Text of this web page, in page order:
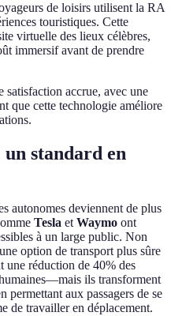
de loisirs utilisent la RA
touristiques. Cette
virtuelle des lieux célèbres,
immersif avant de prendre
satisfaction accrue, avec une
que cette technologie améliore
standard en
autonomes deviennent de plus
Tesla et Waymo ont
à un large public. Non
option de transport plus sûre
une réduction de 40% des
ils transforment
permettant aux passagers de se
de travailler en déplacement.